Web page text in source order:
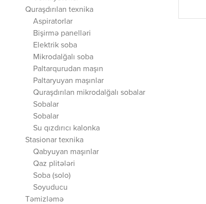
Quraşdırılan texnika
Aspiratorlar
Bişirmə panelləri
Elektrik soba
Mikrodalğalı soba
Paltarqurudan maşın
Paltaryuyan maşınlar
Quraşdırılan mikrodalğalı sobalar
Sobalar
Sobalar
Su qızdırıcı kalonka
Stasionar texnika
Qabyuyan maşınlar
Qaz plitələri
Soba (solo)
Soyuducu
Təmizləmə